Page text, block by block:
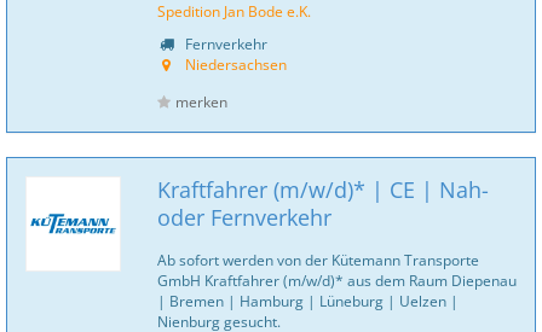
Spedition Jan Bode e.K.
Fernverkehr
Niedersachsen
merken
Kraftfahrer (m/w/d)* | CE | Nah-
oder Fernverkehr
Ab sofort werden von der Kütemann Transporte
GmbH Kraftfahrer (m/w/d)* aus dem Raum Diepenau
| Bremen | Hamburg | Lüneburg | Uelzen |
Nienburg gesucht.